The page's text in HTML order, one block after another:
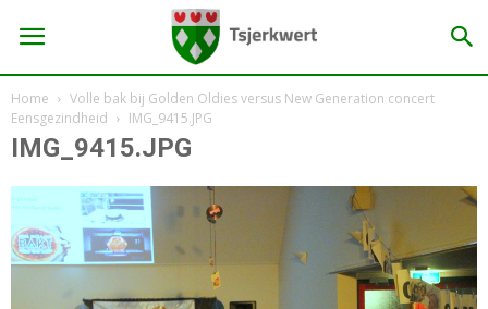
Home
Volle bak bij Golden Oldies versus New Generation concert
Eensgezindheid
IMG_9415.JPG
IMG_9415.JPG